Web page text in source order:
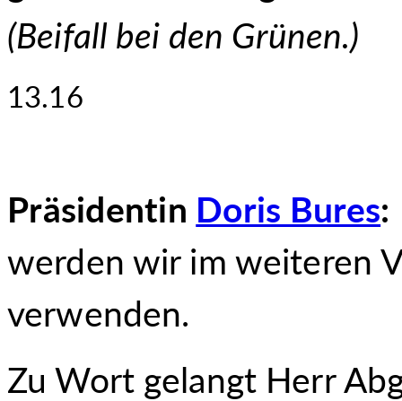
(Beifall bei den Grünen.)
13.16
Präsidentin Doris Bures:
werden wir im weiteren
verwenden.
Zu Wort gelangt Herr